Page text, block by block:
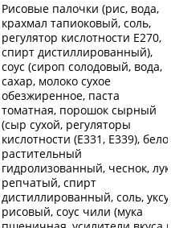
Рисовые палочки (рис, вода,
крахмал тапиоковый, соль,
регулятор кислотности Е270,
спирт дистиллированный),
соус (сироп солодовый, вода,
сахар, молоко сухое
обезжиренное, паста
томатная, порошок сырный
(сыр сухой, регуляторы
кислотности (Е331, Е339),
растительный
гидролизованный, чеснок, лук
репчатый, спирт
дистиллированный, соль,
рисовый, соус чили (мука